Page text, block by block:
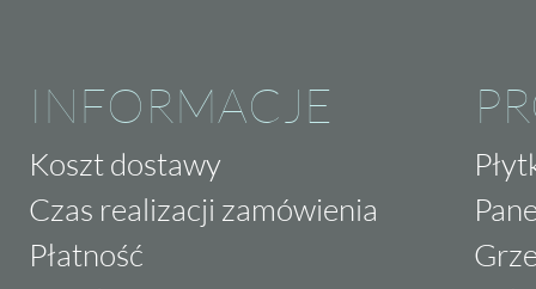
INFORMACJE
Koszt dostawy
Czas realizacji zamówienia
Płatność